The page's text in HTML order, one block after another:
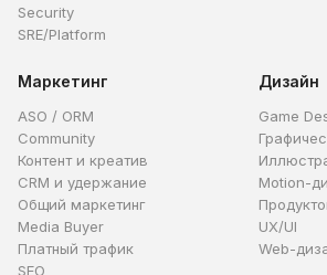
Security
SRE/Platform
Маркетинг
ASO / ORM
Community
Контент и креатив
CRM и удержание
Общий маркетинг
Media Buyer
Платный трафик
SEO
Дизайн
Game
Motion-
UX/UI
Web-